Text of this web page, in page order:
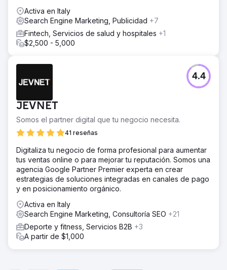
Activa en Italy
Search Engine Marketing, Publicidad +7
Fintech, Servicios de salud y hospitales +1
$2,500 - 5,000
JEVNET
Somos el partner digital que tu negocio necesita.
41 reseñas
4.4
Digitaliza tu negocio de forma profesional para aumentar
tus ventas online o para mejorar tu reputación. Somos una
agencia Google Partner Premier experta en crear
estrategias de soluciones integradas en canales de pago
y en posicionamiento orgánico.
Activa en Italy
Search Engine Marketing, Consultoría SEO +21
Deporte y fitness, Servicios B2B +3
A partir de $1,000